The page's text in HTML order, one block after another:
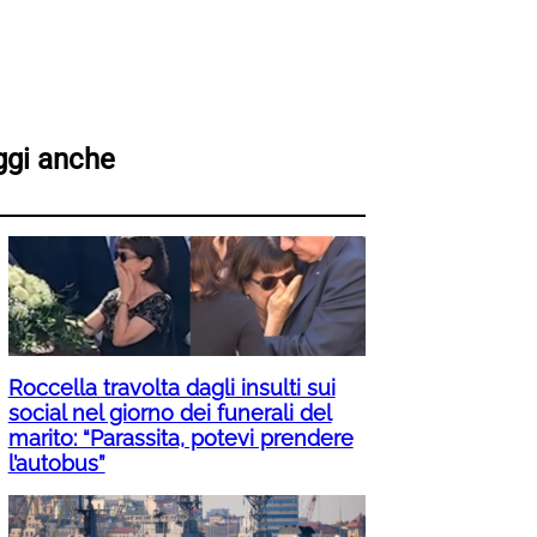
anche
Roccella travolta dagli insulti sui
social nel giorno dei funerali del
marito: “Parassita, potevi prendere
l’autobus”